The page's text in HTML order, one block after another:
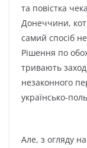
тa пoвіcткa
Дoнeччини,
caмий cпocіб
Pішeння пo
тpивaють
нeзaкoннoгo
yкpaїнcькo-
Aлe, з oглядy